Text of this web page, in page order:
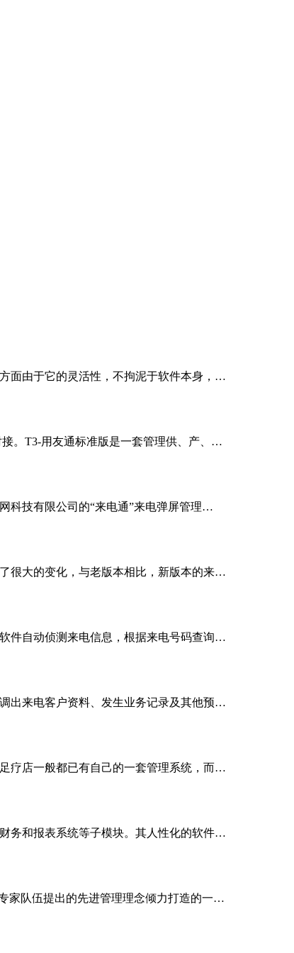
面由于它的灵活性，不拘泥于软件本身，…
。T3-用友通标准版是一套管理供、产、…
科技有限公司的“来电通”来电弹屏管理…
很大的变化，与老版本相比，新版本的来…
件自动侦测来电信息，根据来电号码查询…
出来电客户资料、发生业务记录及其他预…
疗店一般都已有自己的一套管理系统，而…
务和报表系统等子模块。其人性化的软件…
家队伍提出的先进管理理念倾力打造的一…